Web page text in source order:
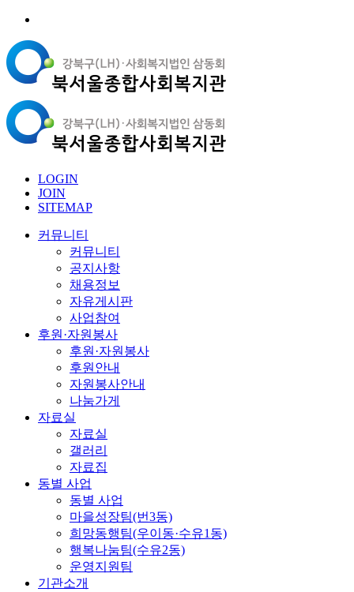
LOGIN
JOIN
SITEMAP
커뮤니티
커뮤니티
공지사항
채용정보
자유게시판
사업참여
후원·자원봉사
후원·자원봉사
후원안내
자원봉사안내
나눔가게
자료실
자료실
갤러리
자료집
동별 사업
동별 사업
마을성장팀(번3동)
희망동행팀(우이동·수유1동)
행복나눔팀(수유2동)
운영지원팀
기관소개